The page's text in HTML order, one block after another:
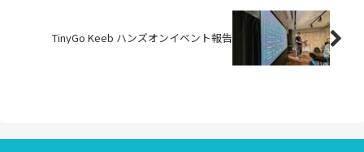
TinyGo Keeb ハンズオンイベント報告